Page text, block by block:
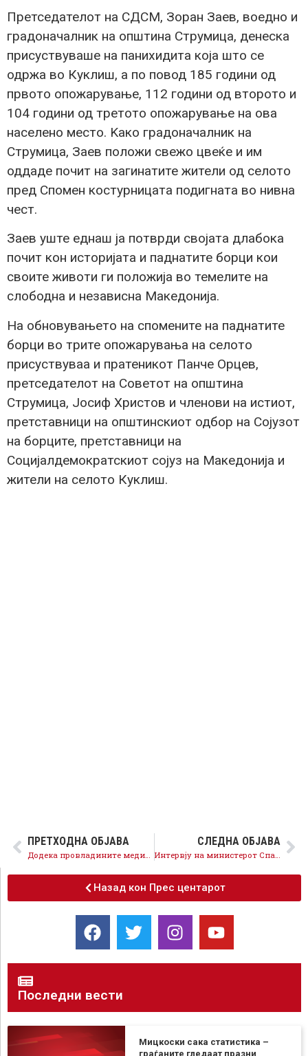
Претседателот на СДСМ, Зоран Заев, воедно и
градоначалник на општина Струмица, денеска
присуствуваше на панихидита која што се
одржа во Куклиш, а по повод 185 години од
првото опожарување, 112 години од второто и
104 години од третото опожарување на ова
населено место. Kако градоначалник на
Струмица, Заев положи свежо цвеќе и им
оддаде почит на загинатите жители од селото
пред Спомен костурницата подигната во нивна
чест.
Заев уште еднаш ја потврди својата длабока
почит кон историјата и паднатите борци кои
своите животи ги положија во темелите на
слободна и независна Македонија.
На обновувањето на спомените на паднатите
борци во трите опожарувања на селото
присуствуваа и пратеникот Панче Орцев,
претседателот на Советот на општина
Струмица, Јосиф Христов и членови на истиот,
претставници на општинскиот одбор на Сојузот
на борците, претставници на
Социјалдемократскиот сојуз на Македонија и
жители на селото Куклиш.
ПРЕТХОДНА ОБЈАВА
Додека провладините медиумите шират лаги, Македонија се гуши од загаден воздух
СЛЕДНА ОБЈАВА
Интервју на министерот Спасовски за Осумаголник
Назад кон Прес центарот
Последни вести
Мицкоски сака статистика –
граѓаните гледаат празни